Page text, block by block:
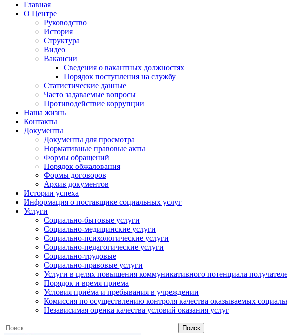
Главная
О Центре
Руководство
История
Структура
Видео
Вакансии
Сведения о вакантных должностях
Порядок поступления на службу
Статистические данные
Часто задаваемые вопросы
Противодействие коррупции
Наша жизнь
Контакты
Документы
Документы для просмотра
Нормативные правовые акты
Формы обращений
Порядок обжалования
Формы договоров
Архив документов
Истории успеха
Информация о поставщике социальных услуг
Услуги
Социально-бытовые услуги
Социально-медицинские услуги
Социально-психологические услуги
Социально-педагогические услуги
Социально-трудовые
Социально-правовые услуги
Услуги в целях повышения коммуникативного потенциала
Порядок и время приема
Условия приёма и пребывания в учреждении
Комиссия по осуществлению контроля качества оказываемых
Независимая оценка качества условий оказания услуг